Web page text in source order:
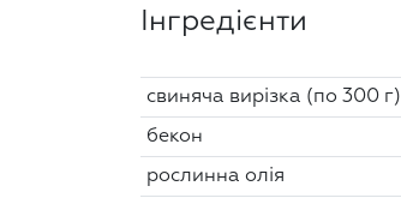
Інгредієнти
свиняча вирізка (по 300 г)
бекон
рослинна олія